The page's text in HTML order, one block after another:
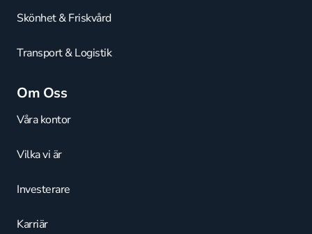
Skönhet & Friskvård
Transport & Logistik
Om Oss
Våra kontor
Vilka vi är
Investerare
Karriär